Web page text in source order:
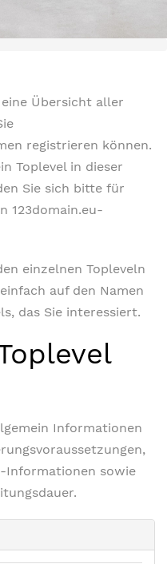
Übersicht aller
registrieren können.
Toplevel in dieser
Sie sich bitte für
123domain.eu-
einzelnen Topleveln
auf den Namen
das Sie interessiert.
Informationen
Informationen sowie